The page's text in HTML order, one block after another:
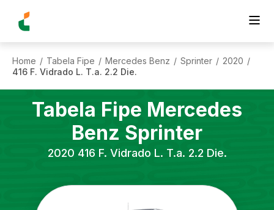
Home / Tabela Fipe / Mercedes Benz / Sprinter / 2020 /
416 F. Vidrado L. T.a. 2.2 Die.
Tabela Fipe Mercedes
Benz Sprinter
2020 416 F. Vidrado L. T.a. 2.2 Die.